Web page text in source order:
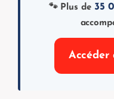
🐾 Plus de 35
Accéder